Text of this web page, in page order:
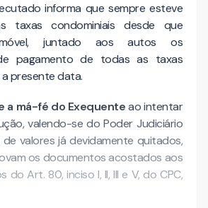
informa que sempre esteve
taxas condominiais desde que
juntado aos autos os
pagamento de todas as taxas
presente data.
a má-fé do Exequenteao intentar
valendo-se do Poder Judiciário
valores já devidamente quitados,
os documentos acostados aos
do Art. 80, inciso I, II, III e V, do CPC,